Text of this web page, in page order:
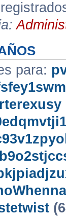
para: